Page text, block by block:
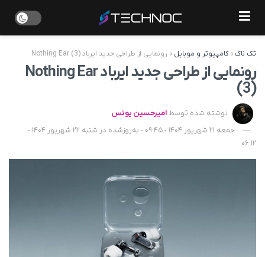
تک ناک»کامپیوتر و موبایل » رونمایی از طراحی جدید ایرباد Nothing Ear (3)
رونمایی از طراحی جدید ایرباد Nothing Ear
(3)
نوشته شده توسط امیرحسین یونس
جمعه 21 شهریور 1404 - 09:45 - به‌روزشده در شنبه 22 شهریور 1404 -
06:12